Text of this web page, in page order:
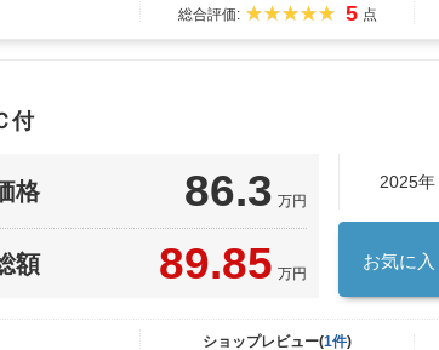
総合評価:
5 点
付
格 86.3 万円
額 89.85 万円
2025年
お気に
ショップレビュー(1件)